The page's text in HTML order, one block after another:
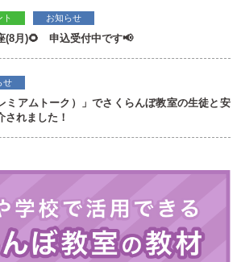
ト お知らせ
(8月)🌻 申込受付中です📢
せ
ミアムトーク）」でさくらんぼ教室の生徒と安
されました！